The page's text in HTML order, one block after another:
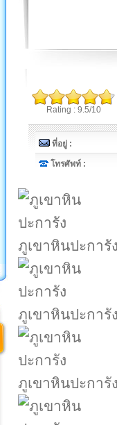
Rating : 9.5/10
ที่อยู่ :
โทรศัพท์ :
ภูเขาหินปะการั
ภูเขาหินปะการั
ภูเขาหินปะการั